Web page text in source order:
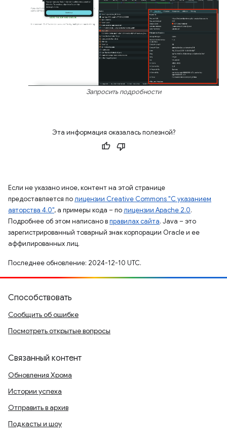
Запросить подробности
Эта информация оказалась полезной?
Если не указано иное, контент на этой странице
предоставляется полицензии Creative Commons "С указанием
авторства 4.0", а примеры кода – полицензии Apache 2.0.
Подробнее об этом написано вправилах сайта. Java – это
зарегистрированный товарный знак корпорации Oracle и ее
аффилированных лиц.
Последнее обновление: 2024-12-10 UTC.
Способствовать
Сообщить об ошибке
Посмотреть открытые вопросы
Связанный контент
Обновления Хрома
Истории успеха
Отправить в архив
Подкасты и шоу